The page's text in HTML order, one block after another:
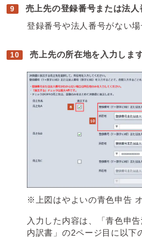
売上先の登録番号または法人
登録番号や法人番号がない
売上先の所在地を入力します
※上図はやよいの青色申告
入力した内容は、「青色申
内訳書」の2ページ目に以下